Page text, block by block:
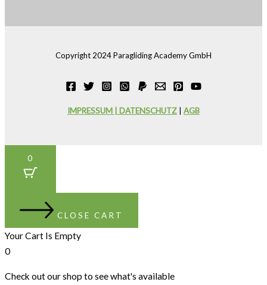
Copyright 2024 Paragliding Academy GmbH
IMPRESSUM | DATENSCHUTZ AGB
0
CLOSE CART
Your Cart Is Empty
0
Check out our shop to see what's available